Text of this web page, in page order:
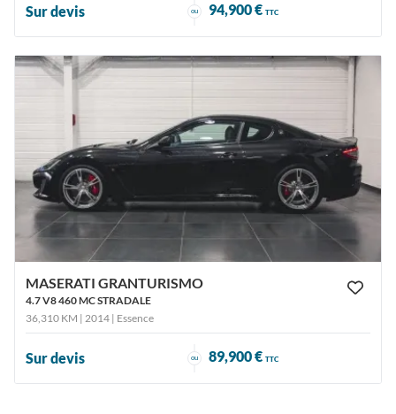
Sur devis ou 94,900 € TTC
MASERATI GRANTURISMO
4.7 V8 460 MC STRADALE
36,310 KM | 2014 | Essence
Sur devis ou 89,900 € TTC